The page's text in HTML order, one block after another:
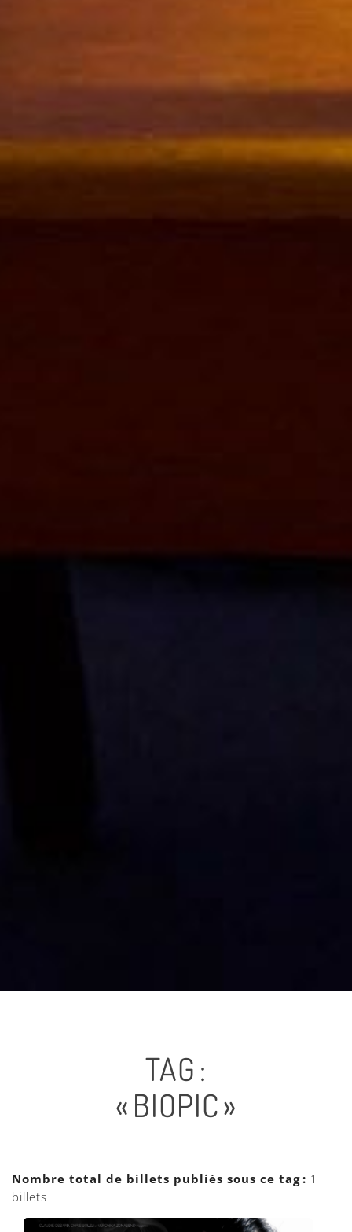
TAG :
« BIOPIC »
Nombre total de billets publiés sous ce tag : 1
billets